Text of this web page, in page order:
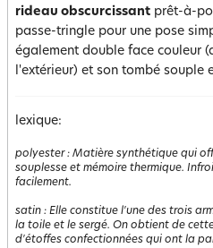
rideau obscurcissant prêt-à-
passe-tringle pour une pose
également double face couleur
l'extérieur) et son tombé souple
lexique:
polyester: Matière synthétique qui
souplesse et mémoire thermique.
facilement.
satin : Elle constitue l'une des trois
la toile et le sergé. On obtient de
d'étoffes confectionnées qui ont la